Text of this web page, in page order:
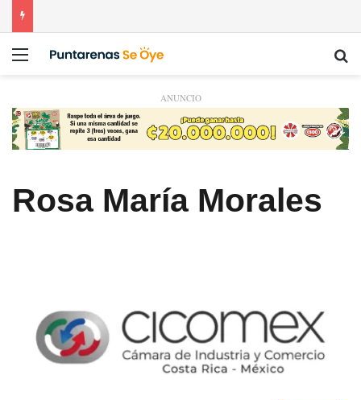
Menú
ANUNCIO
Rosa María Morales